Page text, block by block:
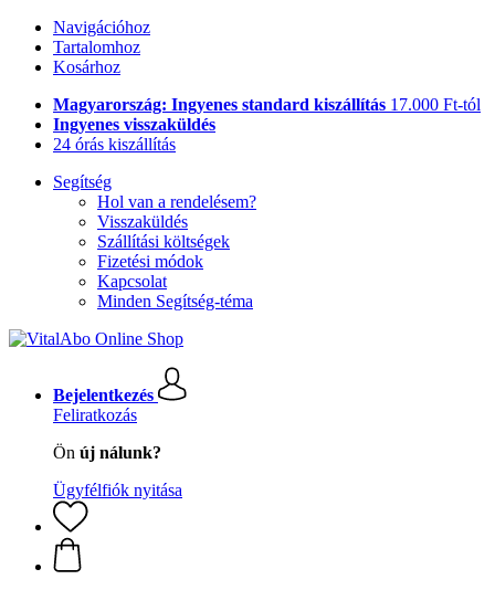
Navigációhoz
Tartalomhoz
Kosárhoz
Magyarország: Ingyenes standard kiszállítás 17.000 Ft-tól
Ingyenes visszaküldés
24 órás kiszállítás
Segítség
Hol van a rendelésem?
Visszaküldés
Szállítási költségek
Fizetési módok
Kapcsolat
Minden Segítség-téma
Bejelentkezés
Feliratkozás
Ön új nálunk?
Ügyfélfiók nyitása